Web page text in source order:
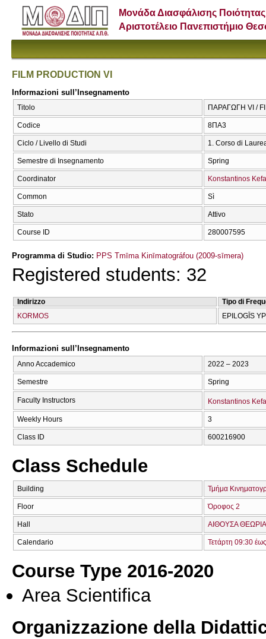
Μονάδα Διασφάλισης Ποιότητας
Αριστοτέλειο Πανεπιστήμιο
FILM PRODUCTION VI
Informazioni sull’Insegnamento
Titolo ΠΑΡΑΓΩΓΗ VI /
Codice 8ΠΑ3
Ciclo / Livello di Studi 1. Corso di
Semestre di Insegnamento Spring
Coordinator Konstantinos
Common Sì
Stato Attivo
Course ID 280007595
Programma di Studio: PPS Tmīma Kinīmatográfou (2009-sīmera)
Registered students: 32
Indirizzo
Tipo di
KORMOS
EPILOGĪS
Informazioni sull’Insegnamento
Anno Accademico 2022 – 2023
Semestre Spring
Faculty Instructors Konstantinos
Weekly Hours 3
Class ID 600216900
Class Schedule
Building Τμήμα
Floor Όροφος 2
Hall ΑΙΘΟΥΣΑ
Calendario Τετάρτη 09:30
Course Type 2016-2020
Area Scientifica
Organizzazione della